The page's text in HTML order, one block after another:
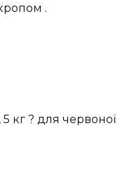
.
кг ? для червоної